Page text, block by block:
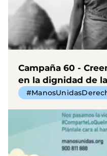
Campaña 60 -
en la dignidad de